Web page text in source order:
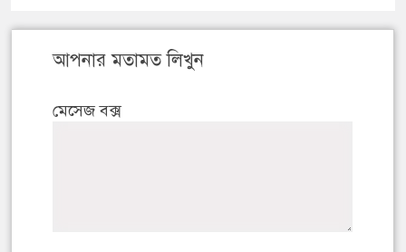
আপনার মতামত লিখুন
মেসেজ বক্স